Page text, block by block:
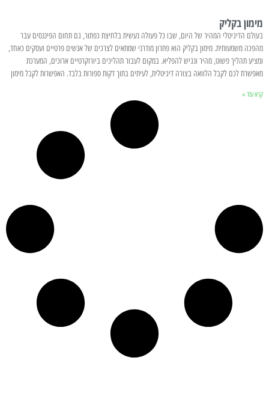
מימון בקליק
בעולם הדיגיטלי המהיר של היום, שבו כל פעולה נעשית בלחיצת כפתור, גם תחום הפיננסים עבר
מהפכה משמעותית. מימון בקליק הוא פתרון מודרני שמתאים לצרכים של אנשים פרטיים ועסקים כאחד,
ומציע תהליך פשוט, מהיר ונגיש להפליא. במקום לעבור תהליכים ביורוקרטיים ארוכים, המערכת
מאפשרת לכם לקבל הלוואה בצורה דיגיטלית, לעיתים בתוך דקות ספורות בלבד. האפשרות לקבל מימון
קרא עוד »